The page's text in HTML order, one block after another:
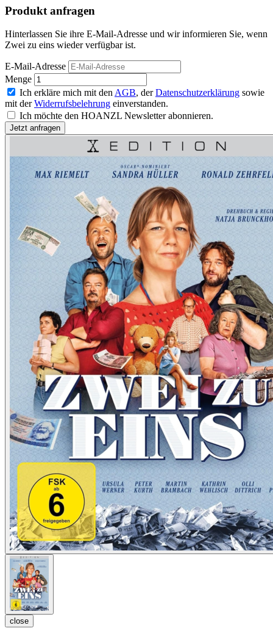
Produkt anfragen
Hinterlassen Sie ihre E-Mail-Adresse und wir informieren Sie, wenn
Zwei zu eins wieder verfügbar ist.
E-Mail-Adresse
Menge
Ich erkläre mich mit den AGB, derDatenschutzerklärung sowie
mit derWiderrufsbelehrung einverstanden.
Ich möchte den HOANZL Newsletter abonnieren.
close